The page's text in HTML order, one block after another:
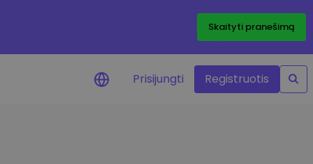
Skaityti pranešimą
Prisijungti Registruotis